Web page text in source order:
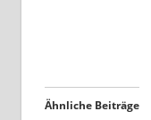
Ähnliche Beiträge